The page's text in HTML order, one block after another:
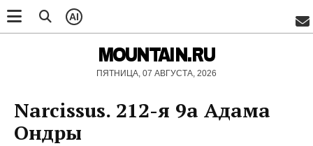
AI
MOUNTAIN.RU
ПЯТНИЦА, 07 АВГУСТА, 2026
Narcissus. 212-я 9a Адама
Ондры